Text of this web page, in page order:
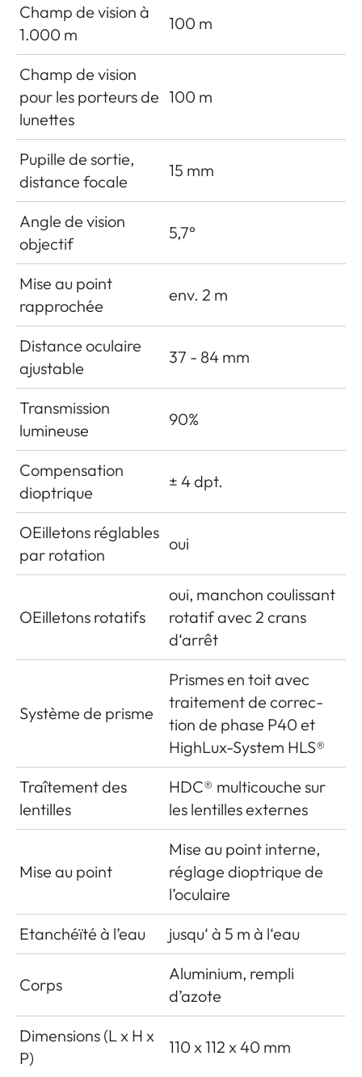
Champ de vision à
1.000 m
100 m
Champ de vision
pour les porteurs de
lunettes
100 m
Pupille de sortie,
distance focale
15 mm
Angle de vision
objectif
5,7°
Mise au point
rapprochée
env. 2 m
Distance oculaire
ajustable
37 - 84 mm
Transmission
lumineuse
90%
Compensation
dioptrique
± 4 dpt.
OEilletons réglables
par rotation
oui
OEilletons rotatifs
oui, manchon coulissant
rotatif avec 2 crans
d‘arrêt
Système de prisme
Prismes en toit avec
traitement de correc­
tion de phase P40 et
HighLux-System HLS®
Traîtement des
lentilles
HDC® multicouche sur
les lentilles externes
Mise au point
Mise au point interne,
réglage dioptrique de
l’oculaire
Etanchéïté à l’eau
jusqu‘ à 5 m à l‘eau
Corps
Aluminium, rempli
d’azote
Dimensions (L x H x
P)
110 x 112 x 40 mm